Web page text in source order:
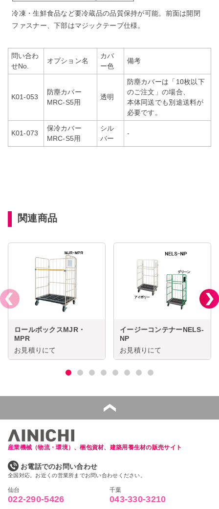
冷凍・生鮮食品など要冷蔵品の品質保持が可能。前面は開閉
ファスナー、下部はマジックテープ仕様。
問い合わ
せNo.
オプション名
カバ
ー色
備考
K01-053
防塵カバー
MRC-S5用
透明
防塵カバーは「10枚以下
のご注文」の場合、
本体同送でも別途送料が
必要です。
K01-073
保冷カバー
MRC-S5用
シル
バー
-
関連商品
ロールボックスMJR・
MPR
お見積りにて
イージーコンテナーNELS-
NP
お見積りにて
産業機械（物流・環境）、梱包資材、建築用養生材の販売サイト
お電話でのお問い合わせ
全国対応。お近くの営業所までお問い合わせください。
仙台
022-290-5426
千葉
043-330-3210